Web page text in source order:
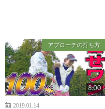
アプローチの打ち方
8:00
2019.01.14